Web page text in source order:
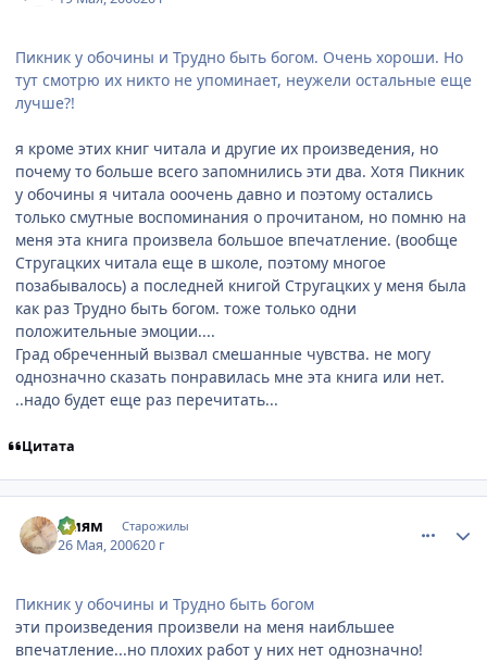
Пикник у обочины и Трудно быть богом. Очень хороши. Но
тут смотрю их никто не упоминает, неужели остальные еще
лучше?!
я кроме этих книг читала и другие их произведения, но
почему то больше всего запомнились эти два. Хотя Пикник
у обочины я читала ооочень давно и поэтому остались
только смутные воспоминания о прочитаном, но помню на
меня эта книга произвела большое впечатление. (вообще
Стругацких читала еще в школе, поэтому многое
позабывалось) а последней книгой Стругацких у меня была
как раз Трудно быть богом. тоже только одни
положительные эмоции....
Град обреченный вызвал смешанные чувства. не могу
однозначно сказать понравилась мне эта книга или нет.
..надо будет еще раз перечитать...
Цитата
Амям Старожилы
26 Мая, 200620 г
Пикник у обочины и Трудно быть богом
эти произведения произвели на меня наибльшее
впечатление...но плохих работ у них нет однозначно!